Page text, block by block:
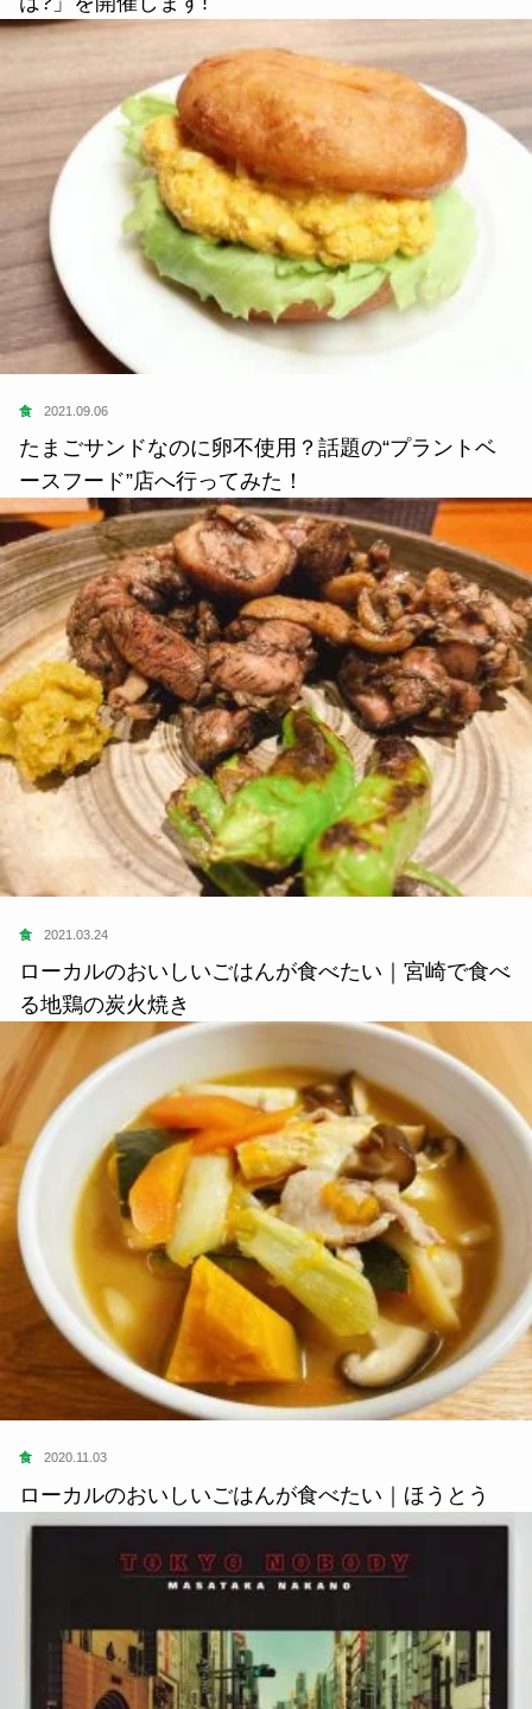
食 2021.09.06
たまごサンドなのに卵不使用？話題の“プラントベ
ースフード”店へ行ってみた！
食 2021.03.24
ローカルのおいしいごはんが食べたい｜宮崎で食べ
る地鶏の炭火焼き
食 2020.11.03
ローカルのおいしいごはんが食べたい｜ほうとう